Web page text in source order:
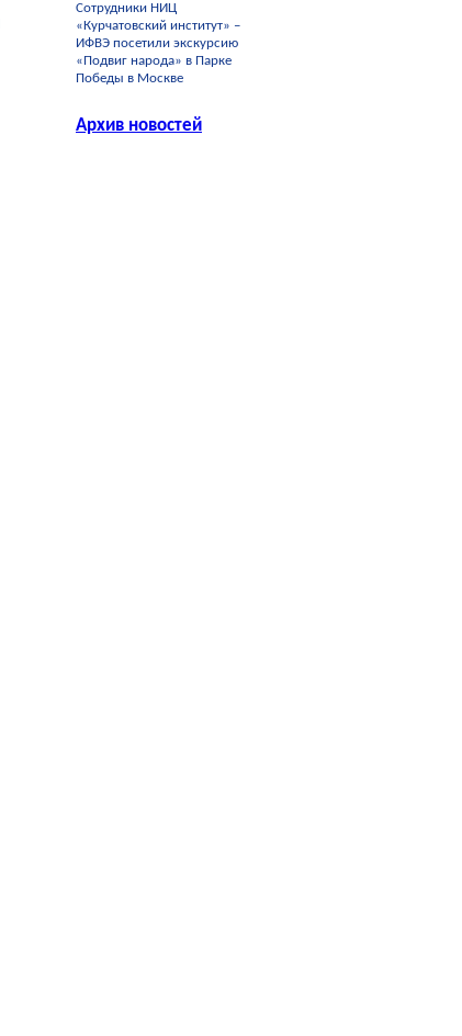
Сотрудники НИЦ
«Курчатовский институт» –
ИФВЭ посетили экскурсию
«Подвиг народа» в Парке
Победы в Москве
Архив новостей